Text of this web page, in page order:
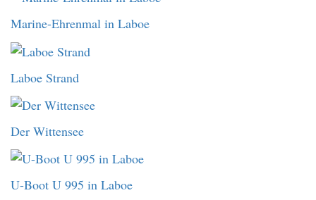
Marine-Ehrenmal in Laboe
Laboe Strand
Der Wittensee
U-Boot U 995 in Laboe